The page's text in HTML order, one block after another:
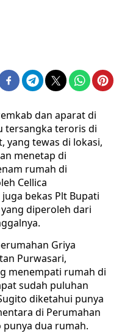
dan aparat di
tersangka teroris di
yang tewas di lokasi,
menetap di
rumah di
Cellica
bekas Plt Bupati
diperoleh dari
Griya
Purwasari,
menempati rumah di
sudah puluhan
diketahui punya
di Perumahan
punya dua rumah.